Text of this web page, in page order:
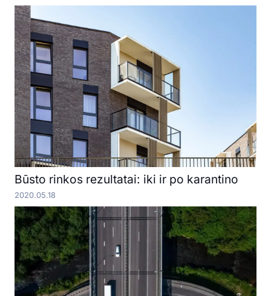
Būsto rinkos rezultatai: iki ir po karantino
2020.05.18